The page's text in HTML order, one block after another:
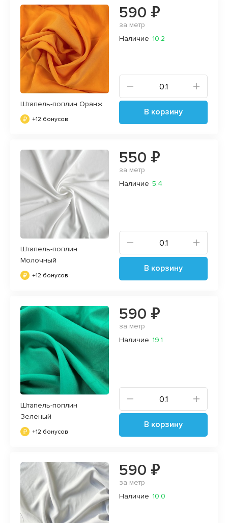
Штапель-поплин Оранж
+12 бонусов
590 ₽
за метр
Наличие 10.2
В корзину
Штапель-поплин
Молочный
+12 бонусов
550 ₽
за метр
Наличие 5.4
В корзину
Штапель-поплин
Зеленый
+12 бонусов
590 ₽
за метр
Наличие 19.1
В корзину
590 ₽
за метр
Наличие 10.0